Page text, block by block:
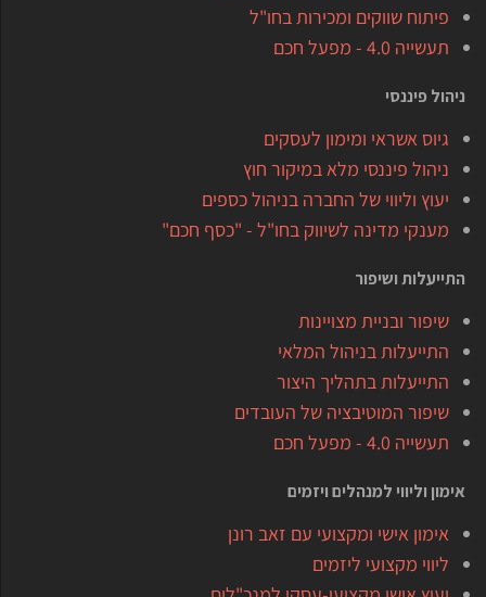
פיתוח שווקים ומכירות בחו"ל
תעשייה 4.0 - מפעל חכם
ניהול פיננסי
גיוס אשראי ומימון לעסקים
ניהול פיננסי מלא במיקור חוץ
יעוץ וליווי של החברה בניהול כספים
מענקי מדינה לשיווק בחו"ל - "כסף חכם"
התייעלות ושיפור
שיפור ובניית מצויינות
התייעלות בניהול המלאי
התייעלות בתהליך היצור
שיפור המוטיבציה של העובדים
תעשייה 4.0 - מפעל חכם
אימון וליווי למנהלים ויזמים
אימון אישי ומקצועי עם זאב רונן
ליווי מקצועי ליזמים